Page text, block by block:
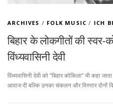
ARCHIVES / FOLK MUSIC / ICH
बिहार के लोकगीतों की स्वर-
विंध्यवासिनी देवी
विंध्यवासिनी देवी को ‘’बिहार कोकिला’’ भी कहा
आवाज दी बल्कि उनका संकलन और विस्तार दोनों